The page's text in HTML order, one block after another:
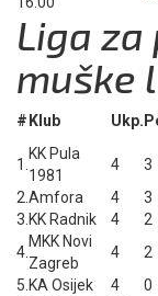
Liga za
muške
# Klub Ukp.
1.
KK Pula
1981
4 3
2. Amfora 4 3
3. KK Radnik 4 2
4.
MKK Novi
Zagreb
4 2
5. KA Osijek 4 0